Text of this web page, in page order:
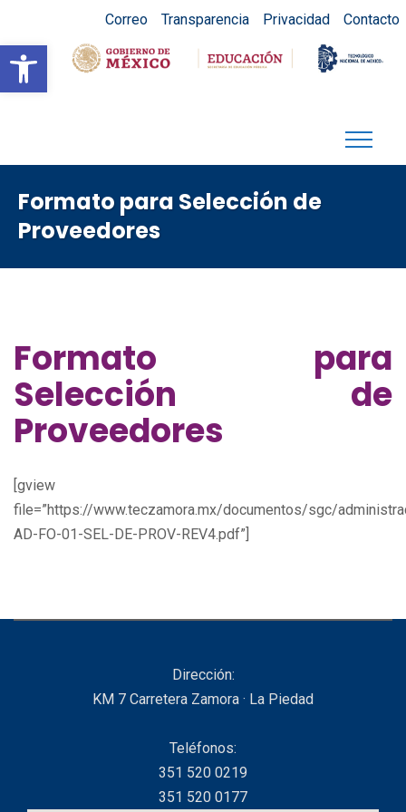
Abrir barra de herramientas
Correo Transparencia Privacidad Contacto
Formato para Selección de
Proveedores
Formato para
Selección de
Proveedores
[gview
file=”https://www.teczamora.mx/documentos/sgc/
AD-FO-01-SEL-DE-PROV-REV4.pdf”]
Dirección:
KM 7 Carretera Zamora · La Piedad
Teléfonos:
351 520 0219
351 520 0177